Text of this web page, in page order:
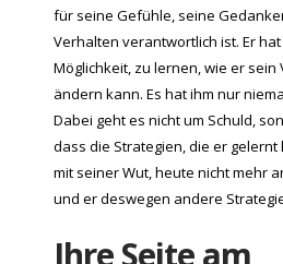
für seine Gefühle, seine
Verhalten verantwortlich ist. Er
Möglichkeit, zu lernen, wie er sein
ändern kann. Es hat ihm nur
Dabei geht es nicht um Schuld,
dass die Strategien, die er gelernt
mit seiner Wut, heute nicht mehr
und er deswegen andere
Ihre Seite am